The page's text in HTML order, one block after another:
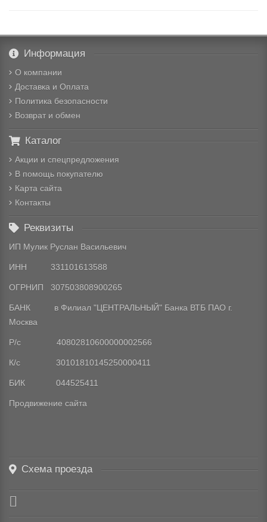
Информация
О компании
Доставка и Оплата
Политика безопасности
Возврат и обмен
Каталог
Акции и спецпредложения
В помощь покупателю
Карта сайта
Контакты
Реквизиты
ИП Мулик Руслан Васильевич
ИНН 331101613588
ОГРНИП 307503808900265
БАНК в Филиал "ЦЕНТРАЛЬНЫЙ" Банка ВТБ ПАО г.
Москва
Р/с 40802810600000002566
К/с 30101810145250000411
БИК 044525411
Продвижение сайта
Схема проезда